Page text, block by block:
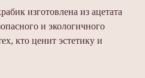
изготовлена из ацетата
и экологичного
кто ценит эстетику и